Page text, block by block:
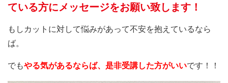
ている方にメッセージをお願い致します！
もしカットに対して悩みがあって不安を抱えているなら
ば。
でもやる気があるならば、是非受講した方がいいです！！